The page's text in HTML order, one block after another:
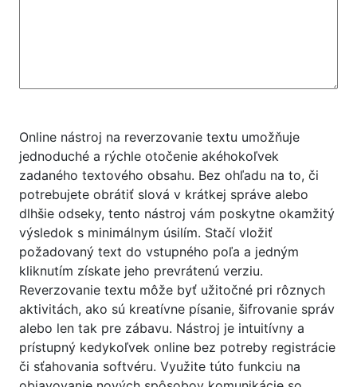
Online nástroj na reverzovanie textu umožňuje
jednoduché a rýchle otočenie akéhokoľvek
zadaného textového obsahu. Bez ohľadu na to, či
potrebujete obrátiť slová v krátkej správe alebo
dlhšie odseky, tento nástroj vám poskytne okamžitý
výsledok s minimálnym úsilím. Stačí vložiť
požadovaný text do vstupného poľa a jedným
kliknutím získate jeho prevrátenú verziu.
Reverzovanie textu môže byť užitočné pri rôznych
aktivitách, ako sú kreatívne písanie, šifrovanie správ
alebo len tak pre zábavu. Nástroj je intuitívny a
prístupný kedykoľvek online bez potreby registrácie
či sťahovania softvéru. Využite túto funkciu na